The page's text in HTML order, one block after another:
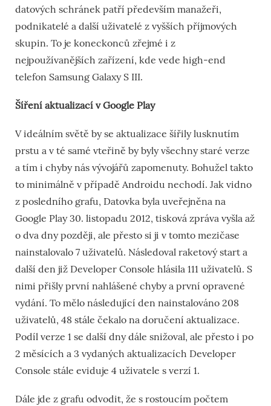
datových schránek patří především manažeři,
podnikatelé a další uživatelé z vyšších příjmových
skupin. To je koneckonců zřejmé i z
nejpoužívanějších zařízení, kde vede high-end
telefon Samsung Galaxy S III.
Šíření aktualizací v Google Play
V ideálním světě by se aktualizace šířily lusknutím
prstu a v té samé vteřině by byly všechny staré verze
a tím i chyby nás vývojářů zapomenuty. Bohužel takto
to minimálně v případě Androidu nechodí. Jak vidno
z posledního grafu, Datovka byla uveřejněna na
Google Play 30. listopadu 2012, tisková zpráva vyšla až
o dva dny později, ale přesto si ji v tomto mezičase
nainstalovalo 7 uživatelů. Následoval raketový start a
další den již Developer Console hlásila 111 uživatelů. S
nimi přišly první nahlášené chyby a první opravené
vydání. To mělo následující den nainstalováno 208
uživatelů, 48 stále čekalo na doručení aktualizace.
Podíl verze 1 se další dny dále snižoval, ale přesto i po
2 měsících a 3 vydaných aktualizacích Developer
Console stále eviduje 4 uživatele s verzí 1.
Dále jde z grafu odvodit, že s rostoucím počtem